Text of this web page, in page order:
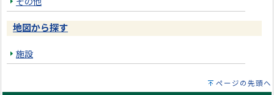
地図から探す
施設
ページの先頭へ